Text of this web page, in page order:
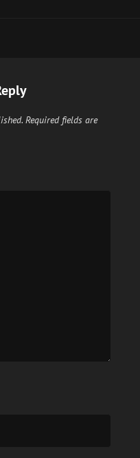
Required fields are